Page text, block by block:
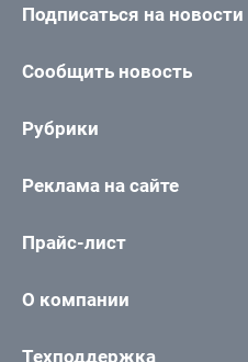
Подписаться на новости
Сообщить новость
Рубрики
Реклама на сайте
Прайс-лист
О компании
Техподдержка